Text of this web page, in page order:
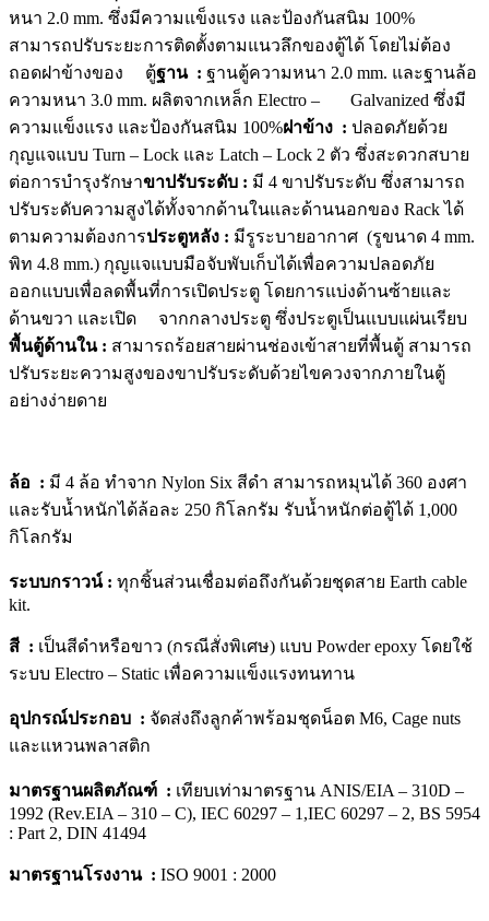
หนา 2.0 mm. ซึ่งมีความแข็งแรง และป้องกันสนิม 100%
สามารถปรับระยะการติดตั้งตามแนวลึกของตู้ได้ โดยไม่ต้อง
ถอดฝาข้างของ ตู้ฐาน : ฐานตู้ความหนา 2.0 mm. และฐานล้อ
ความหนา 3.0 mm. ผลิตจากเหล็ก Electro – Galvanized ซึ่งมี
ความแข็งแรง และป้องกันสนิม 100%ฝาข้าง : ปลอดภัยด้วย
กุญแจแบบ Turn – Lock และ Latch – Lock 2 ตัว ซึ่งสะดวกสบาย
ต่อการบำรุงรักษาขาปรับระดับ : มี 4 ขาปรับระดับ ซึ่งสามารถ
ปรับระดับความสูงได้ทั้งจากด้านในและด้านนอกของ Rack ได้
ตามความต้องการประตูหลัง : มีรูระบายอากาศ (รูขนาด 4 mm.
พิท 4.8 mm.) กุญแจแบบมือจับพับเก็บได้เพื่อความปลอดภัย
ออกแบบเพื่อลดพื้นที่การเปิดประตู โดยการแบ่งด้านซ้ายและ
ด้านขวา และเปิด จากกลางประตู ซึ่งประตูเป็นแบบแผ่นเรียบ
พื้นตู้ด้านใน : สามารถร้อยสายผ่านช่องเข้าสายที่พื้นตู้ สามารถ
ปรับระยะความสูงของขาปรับระดับด้วยไขควงจากภายในตู้
อย่างง่ายดาย
ล้อ : มี 4 ล้อ ทำจาก Nylon Six สีดำ สามารถหมุนได้ 360 องศา
และรับน้ำหนักได้ล้อละ 250 กิโลกรัม รับน้ำหนักต่อตู้ได้ 1,000
กิโลกรัม
ระบบกราวน์ : ทุกชิ้นส่วนเชื่อมต่อถึงกันด้วยชุดสาย Earth cable
kit.
สี : เป็นสีดำหรือขาว (กรณีสั่งพิเศษ) แบบ Powder epoxy โดยใช้
ระบบ Electro – Static เพื่อความแข็งแรงทนทาน
อุปกรณ์ประกอบ : จัดส่งถึงลูกค้าพร้อมชุดน็อต M6, Cage nuts
และแหวนพลาสติก
มาตรฐานผลิตภัณฑ์ : เทียบเท่ามาตรฐาน ANIS/EIA – 310D –
1992 (Rev.EIA – 310 – C), IEC 60297 – 1,IEC 60297 – 2, BS 5954
: Part 2, DIN 41494
มาตรฐานโรงงาน : ISO 9001 : 2000